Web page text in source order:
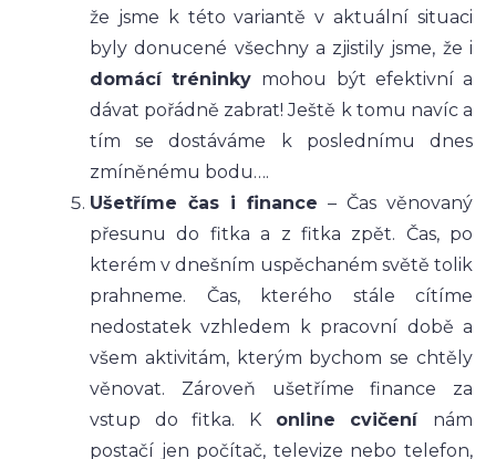
že jsme k této variantě v aktuální situaci
byly donucené všechny a zjistily jsme, že i
domácí tréninky mohou být efektivní a
dávat pořádně zabrat! Ještě k tomu navíc a
tím se dostáváme k poslednímu dnes
zmíněnému bodu….
Ušetříme čas i finance– Čas věnovaný
přesunu do fitka a z fitka zpět. Čas, po
kterém v dnešním uspěchaném světě tolik
prahneme. Čas, kterého stále cítíme
nedostatek vzhledem k pracovní době a
všem aktivitám, kterým bychom se chtěly
věnovat. Zároveň ušetříme finance za
vstup do fitka. K online cvičení nám
postačí jen počítač, televize nebo telefon,